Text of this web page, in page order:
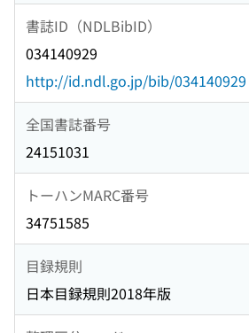
書誌ID（NDLBibID）
034140929
http://id.ndl.go.jp/bib/034140929
全国書誌番号
24151031
トーハンMARC番号
34751585
目録規則
日本目録規則2018年版